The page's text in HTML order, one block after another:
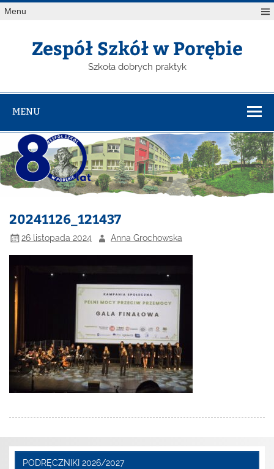
Menu
Zespół Szkół w Porębie
Szkoła dobrych praktyk
MENU
20241126_121437
26 listopada 2024 Anna Grochowska
PODRĘCZNIKI 2026/2027